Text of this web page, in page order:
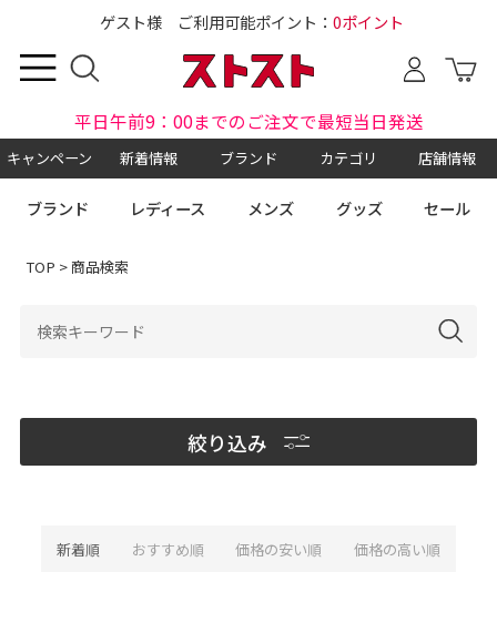
ゲスト様 ご利用可能ポイント： 0ポイント
平日午前9：00までのご注文で最短当日発送
キャンペーン 新着情報 ブランド カテゴリ 店舗情報
ブランド レディース メンズ グッズ セール
TOP > 商品検索
絞り込み
新着順 おすすめ順 価格の安い順 価格の高い順